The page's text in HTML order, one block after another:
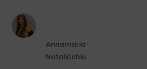
Annamaria-
Natalicchio